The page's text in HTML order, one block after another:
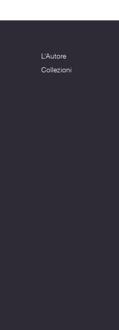
L'Autore
Collezioni